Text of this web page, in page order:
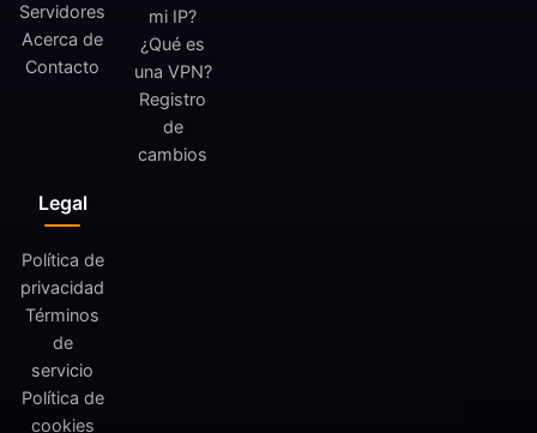
Servidores
Acerca de
Contacto
mi IP?
¿Qué es
una VPN?
Registro
de
cambios
Legal
Política de
privacidad
Términos
de
servicio
Política de
cookies